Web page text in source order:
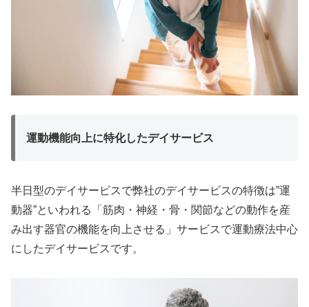
運動機能向上に特化したデイサービス
半日型のデイサービスで弊社のデイサービスの特徴は”運
動器”といわれる「筋肉・神経・骨・関節などの動作を産
み出す器官の機能を向上させる」サービスで運動療法中心
にしたデイサービスです。